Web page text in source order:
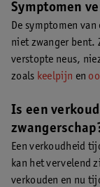
Symptomen
De symptomen van
niet zwanger bent.
verstopte neus,
zoals keelpijn en
Is een
Een verkoudheid
kan het vervelend
verkouden en nu